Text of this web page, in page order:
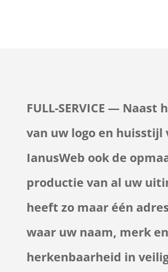
FULL-SERVICE —
van uw logo en huisstijl
IanusWeb ook de
productie van al uw
heeft zo maar één
waar uw naam, merk en
herkenbaarheid in